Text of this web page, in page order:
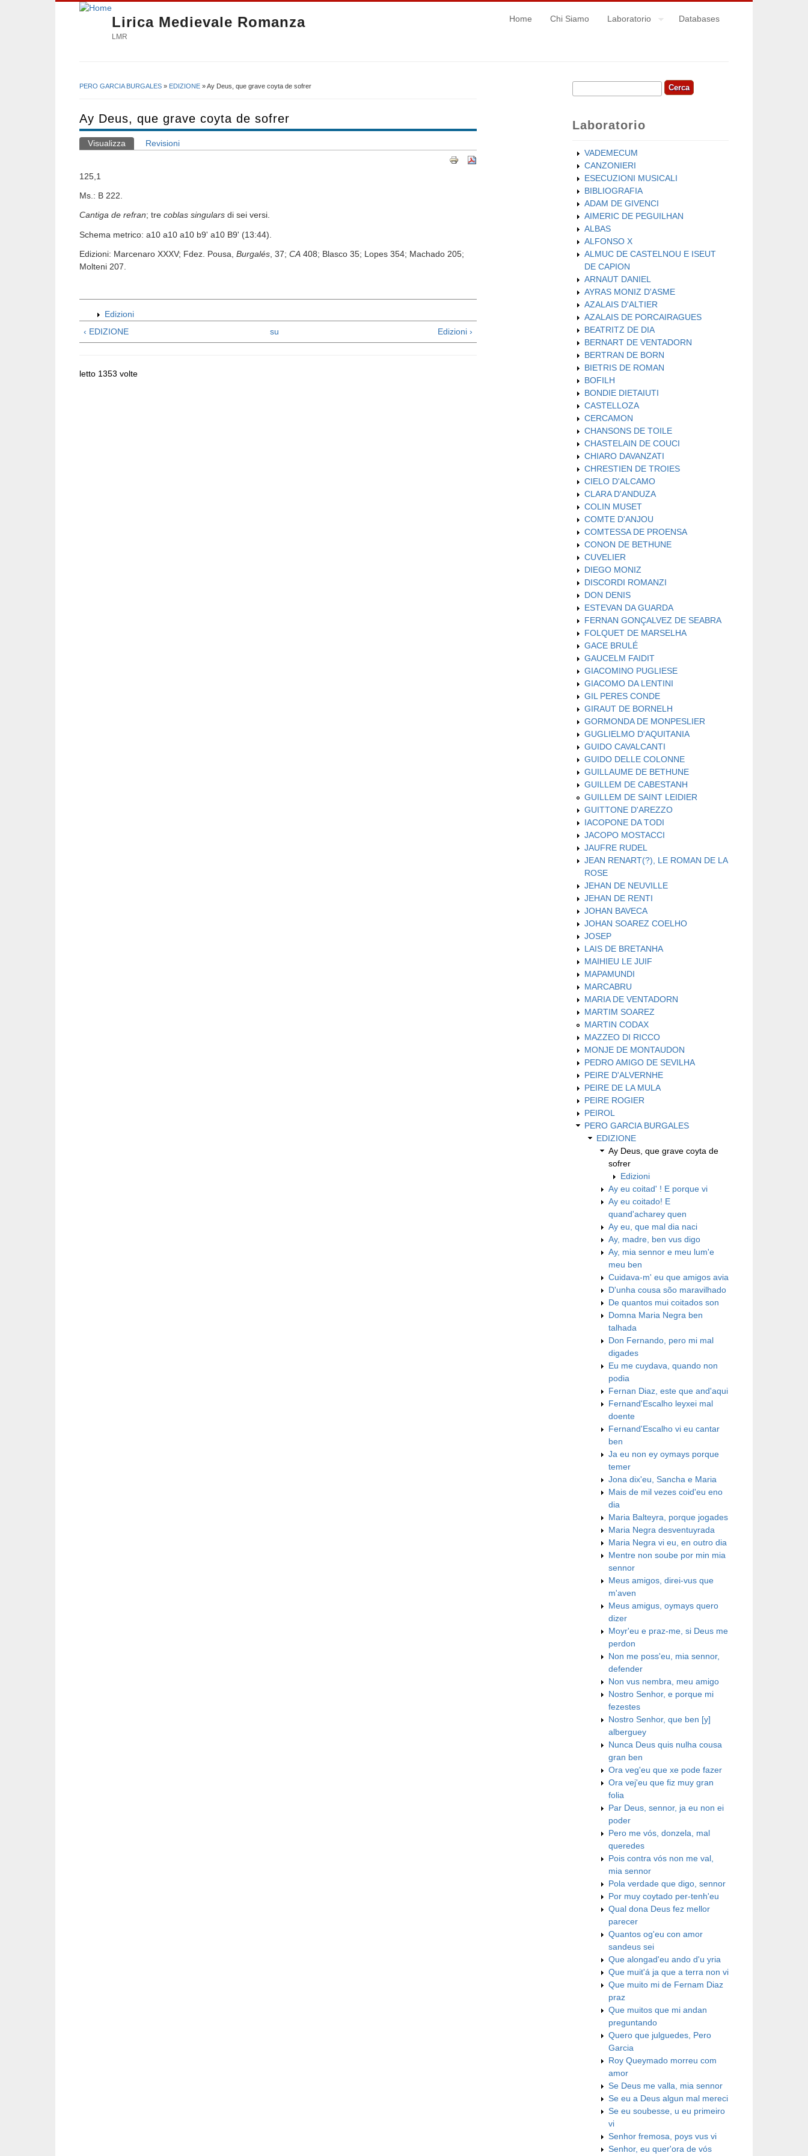
Lirica Medievale Romanza
LMR
Home Chi Siamo Laboratorio Databases
PERO GARCIA BURGALES » EDIZIONE » Ay Deus, que grave coyta de sofrer
Ay Deus, que grave coyta de sofrer
Schede primarie
Visualizza (scheda attiva)
Revisioni
125,1
Ms.: B 222.
Cantiga de refran; tre coblas singulars di sei versi.
Schema metrico: a10 a10 a10 b9' a10 B9' (13:44).
Edizioni: Marcenaro XXXV; Fdez. Pousa, Burgalés , 37; CA 408; Blasco 35; Lopes 354; Machado 205;
Molteni 207.
Edizioni
‹ EDIZIONE
su Edizioni ›
letto 1353 volte
Form di ricerca
Cerca
Laboratorio
VADEMECUM
CANZONIERI
ESECUZIONI MUSICALI
BIBLIOGRAFIA
ADAM DE GIVENCI
AIMERIC DE PEGUILHAN
ALBAS
ALFONSO X
ALMUC DE CASTELNOU E ISEUT
DE CAPION
ARNAUT DANIEL
AYRAS MONIZ D'ASME
AZALAIS D'ALTIER
AZALAIS DE PORCAIRAGUES
BEATRITZ DE DIA
BERNART DE VENTADORN
BERTRAN DE BORN
BIETRIS DE ROMAN
BOFILH
BONDIE DIETAIUTI
CASTELLOZA
CERCAMON
CHANSONS DE TOILE
CHASTELAIN DE COUCI
CHIARO DAVANZATI
CHRESTIEN DE TROIES
CIELO D'ALCAMO
CLARA D'ANDUZA
COLIN MUSET
COMTE D'ANJOU
COMTESSA DE PROENSA
CONON DE BETHUNE
CUVELIER
DIEGO MONIZ
DISCORDI ROMANZI
DON DENIS
ESTEVAN DA GUARDA
FERNAN GONÇALVEZ DE SEABRA
FOLQUET DE MARSELHA
GACE BRULÉ
GAUCELM FAIDIT
GIACOMINO PUGLIESE
GIACOMO DA LENTINI
GIL PERES CONDE
GIRAUT DE BORNELH
GORMONDA DE MONPESLIER
GUGLIELMO D'AQUITANIA
GUIDO CAVALCANTI
GUIDO DELLE COLONNE
GUILLAUME DE BETHUNE
GUILLEM DE CABESTANH
GUILLEM DE SAINT LEIDIER
GUITTONE D'AREZZO
IACOPONE DA TODI
JACOPO MOSTACCI
JAUFRE RUDEL
JEAN RENART(?), LE ROMAN DE LA
ROSE
JEHAN DE NEUVILLE
JEHAN DE RENTI
JOHAN BAVECA
JOHAN SOAREZ COELHO
JOSEP
LAIS DE BRETANHA
MAIHIEU LE JUIF
MAPAMUNDI
MARCABRU
MARIA DE VENTADORN
MARTIM SOAREZ
MARTIN CODAX
MAZZEO DI RICCO
MONJE DE MONTAUDON
PEDRO AMIGO DE SEVILHA
PEIRE D'ALVERNHE
PEIRE DE LA MULA
PEIRE ROGIER
PEIROL
PERO GARCIA BURGALES
EDIZIONE
Ay Deus, que grave coyta de
sofrer
Edizioni
Ay eu coitad' ! E porque vi
Ay eu coitado! E
quand'acharey quen
Ay eu, que mal dia naci
Ay, madre, ben vus digo
Ay, mia sennor e meu lum'e
meu ben
Cuidava-m' eu que amigos avia
D'unha cousa sõo maravilhado
De quantos mui coitados son
Domna Maria Negra ben
talhada
Don Fernando, pero mi mal
digades
Eu me cuydava, quando non
podia
Fernan Diaz, este que and'aqui
Fernand'Escalho leyxei mal
doente
Fernand'Escalho vi eu cantar
ben
Ja eu non ey oymays porque
temer
Jona dix'eu, Sancha e Maria
Mais de mil vezes coid'eu eno
dia
Maria Balteyra, porque jogades
Maria Negra desventuyrada
Maria Negra vi eu, en outro dia
Mentre non soube por min mia
sennor
Meus amigos, direi-vus que
m'aven
Meus amigus, oymays quero
dizer
Moyr'eu e praz-me, si Deus me
perdon
Non me poss'eu, mia sennor,
defender
Non vus nembra, meu amigo
Nostro Senhor, e porque mi
fezestes
Nostro Senhor, que ben [y]
alberguey
Nunca Deus quis nulha cousa
gran ben
Ora veg'eu que xe pode fazer
Ora vej'eu que fiz muy gran
folia
Par Deus, sennor, ja eu non ei
poder
Pero me vós, donzela, mal
queredes
Pois contra vós non me val,
mia sennor
Pola verdade que digo, sennor
Por muy coytado per-tenh'eu
Qual dona Deus fez mellor
parecer
Quantos og'eu con amor
sandeus sei
Que alongad'eu ando d'u yria
Que muit'á ja que a terra non vi
Que muito mi de Fernam Diaz
praz
Que muitos que mi andan
preguntando
Quero que julguedes, Pero
Garcia
Roy Queymado morreu com
amor
Se Deus me valla, mia sennor
Se eu a Deus algun mal mereci
Se eu soubesse, u eu primeiro
vi
Senhor fremosa, poys vus vi
Senhor, eu quer'ora de vós